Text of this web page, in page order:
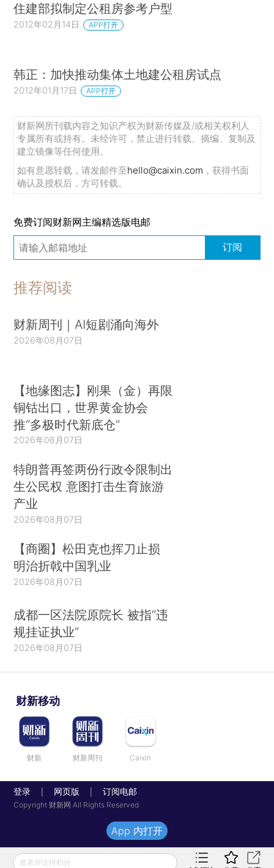
住建部拟制定公租房参考户型
2012年02月14日 APP打开
韩正：加快推动集体土地建公租房试点
2012年01月17日 APP打开
财新网所刊载内容之知识产权为财新传媒及/或相关权利人
专属所有或持有。未经许可，禁止进行转载、摘编、复制及
建立镜像等任何使用。
如有意愿转载，请发邮件至hello@caixin.com ，获得书面
确认及授权后，方可转载。
免费订阅财新网主编精选版电邮
订阅
推荐阅读
财新周刊｜AI短剧涌向海外
2026年08月07日
【地缘图志】刚果（金）再限
铜钴出口，世界黄金协会
推“多极时代新底仓”
2026年08月07日
特朗普再签两份行政令限制出
生公民权 意图打击生育旅游
产业
2026年08月07日
【商圈】松田克也挥刀止损
明治折戟中国乳业
2026年08月07日
成都一区法院原院长 被指“违
规挂证执业”
2026年08月07日
财新移动
财新 财新周刊 Caixin
登录 网页版 订阅电邮
Copyright 财新网 All Rights Reserved
发表评论得积分
App 内打开